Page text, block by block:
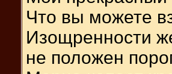
Что вы можете
Изощренности
не положен